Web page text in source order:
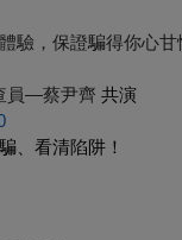
驗，保證騙得你心甘
員—蔡尹齊 共演
、看清陷阱！